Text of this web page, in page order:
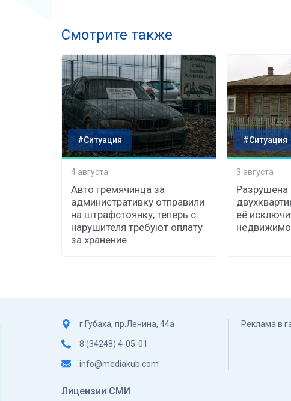
Смотрите также
#Ситуация
4 августа
Авто гремячинца за
административку отправили
на штрафстоянку, теперь с
нарушителя требуют оплату
за хранение
#Ситуация
3 августа
Разрушена
её
г.Губаха, пр.Ленина, 44а
8 (34248) 4-05-01
info@mediakub.com
Реклама в
Лицензии СМИ